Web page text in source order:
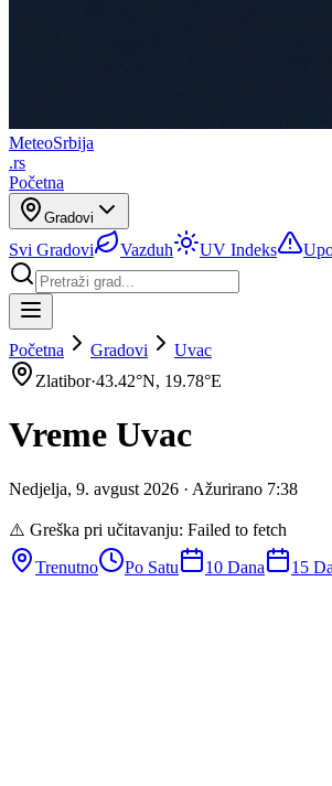
MeteoSrbija
.rs
Početna
Gradovi
Svi Gradovi Vazduh UV Indeks
Početna Gradovi
Uvac
Zlatibor·43.42°N, 19.78°E
Vreme Uvac
Nedjelja, 9. avgust 2026 · Ažurirano 7:38
⚠️ Greška pri učitavanju: Failed to fetch
Trenutno
Po Satu 10 Dana 15